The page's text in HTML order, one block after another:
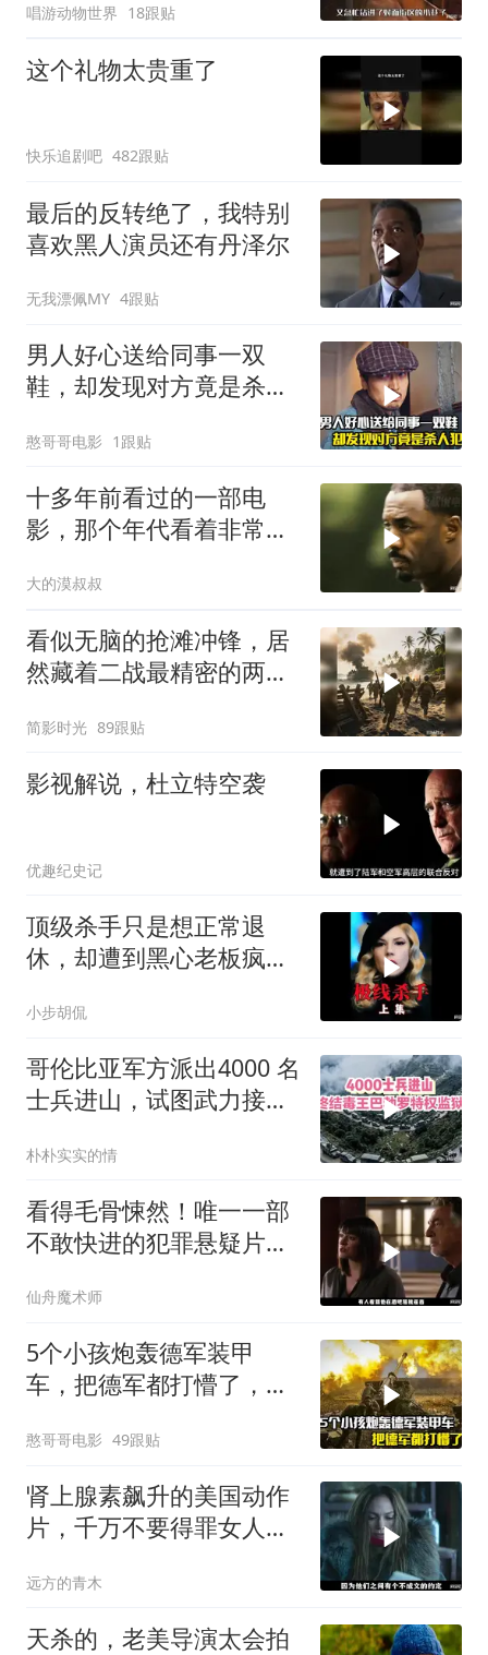
唱游动物世界 18跟贴
这个礼物太贵重了
快乐追剧吧 482跟贴
最后的反转绝了，我特别
喜欢黑人演员还有丹泽尔
无我漂佩MY 4跟贴
男人好心送给同事一双
鞋，却发现对方竟是杀人
憨哥哥电影 1跟贴
十多年前看过的一部电
影，那个年代看着非常劲
大的漠叔叔
看似无脑的抢滩冲锋，居
然藏着二战最精密的两栖
简影时光 89跟贴
影视解说，杜立特空袭
优趣纪史记
顶级杀手只是想正常退
休，却遭到黑心老板疯狂
小步胡侃
哥伦比亚军方派出4000 名
士兵进山，试图武力接管
朴朴实实的情
看得毛骨悚然！唯一一部
不敢快进的犯罪悬疑片，
仙舟魔术师
5个小孩炮轰德军装甲
车，把德军都打懵了，战
憨哥哥电影 49跟贴
肾上腺素飙升的美国动作
片，千万不要得罪女人，
远方的青木
天杀的，老美导演太会拍